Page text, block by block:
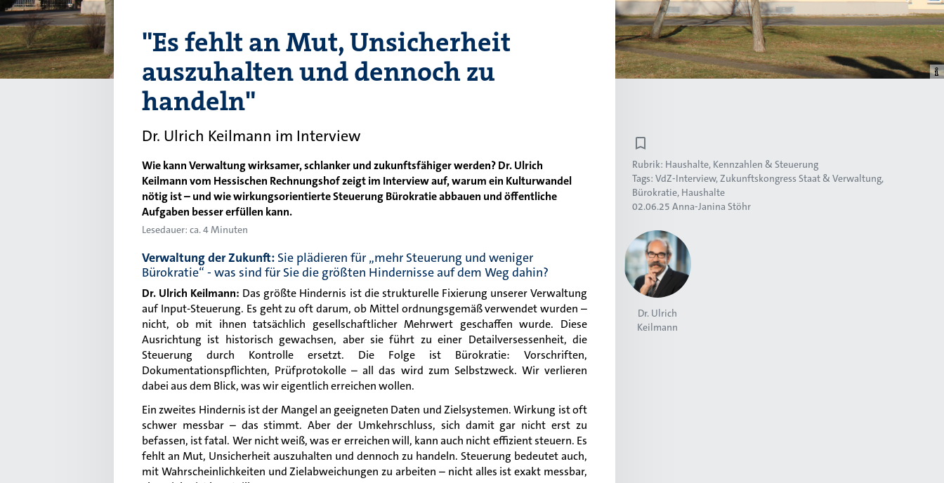
"Es fehlt an Mut, Unsicherheit
auszuhalten und dennoch zu
handeln"
Dr. Ulrich Keilmann im Interview
Wie kann Verwaltung wirksamer, schlanker und zukunftsfähiger werden? Dr. Ulrich
Keilmann vom Hessischen Rechnungshof zeigt im Interview auf, warum ein Kulturwandel
nötig ist – und wie wirkungsorientierte Steuerung Bürokratie abbauen und öffentliche
Aufgaben besser erfüllen kann.
Lesedauer: ca. 4 Minuten
Verwaltung der Zukunft: Sie plädieren für „mehr Steuerung und weniger
Bürokratie“ - was sind für Sie die größten Hindernisse auf dem Weg dahin?
Dr. Ulrich Keilmann: Das größte Hindernis ist die strukturelle Fixierung unserer Verwaltung
auf Input-Steuerung. Es geht zu oft darum, ob Mittel ordnungsgemäß verwendet wurden –
nicht, ob mit ihnen tatsächlich gesellschaftlicher Mehrwert geschaffen wurde. Diese
Ausrichtung ist historisch gewachsen, aber sie führt zu einer Detailversessenheit, die
Steuerung durch Kontrolle ersetzt. Die Folge ist Bürokratie: Vorschriften,
Dokumentationspflichten, Prüfprotokolle – all das wird zum Selbstzweck. Wir verlieren
dabei aus dem Blick, was wir eigentlich erreichen wollen.
Ein zweites Hindernis ist der Mangel an geeigneten Daten und Zielsystemen. Wirkung ist oft
schwer messbar – das stimmt. Aber der Umkehrschluss, sich damit gar nicht erst zu
befassen, ist fatal. Wer nicht weiß, was er erreichen will, kann auch nicht effizient steuern. Es
fehlt an Mut, Unsicherheit auszuhalten und dennoch zu handeln. Steuerung bedeutet auch,
mit Wahrscheinlichkeiten und Zielabweichungen zu arbeiten – nicht alles ist exakt messbar,
Rubrik: Haushalte, Kennzahlen & Steuerung
Tags: VdZ-Interview Zukunftskongress Staat & Verwaltung
Bürokratie Haushalte
02.06.25 Anna-Janina Stöhr
Dr. Ulrich
Keilmann